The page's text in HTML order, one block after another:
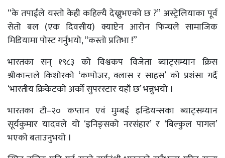
“के तपाईंले यस्तो केही कहिल्यै देख्नुभएको छ ?” अस्ट्रेलियाका पूर्व
सेतो बल (एक दिवसीय) क्याप्टेन आरोन फिन्चले सामाजिक
मिडियामा पोस्ट गर्नुभयो, “कस्तो प्रतिभा !”
भारतका सन् १९८३ को विश्वकप विजेता ब्याट्सम्यान क्रिस
श्रीकान्तले किशोरको ‘कम्पोजर, क्लास र साहस’ को प्रशंसा गर्दै
‘भारतीय क्रिकेटको अर्को सुपरस्टार यहाँ छ’ भन्नुभयो ।
भारतका टी–२० कप्तान एवं मुम्बई इन्डियन्सका ब्याट्सम्यान
सूर्यकुमार यादवले यो ‘इनिङ्सको नरसंहार’ र ‘बिल्कुल पागल’
भएको बताउनुभयो ।